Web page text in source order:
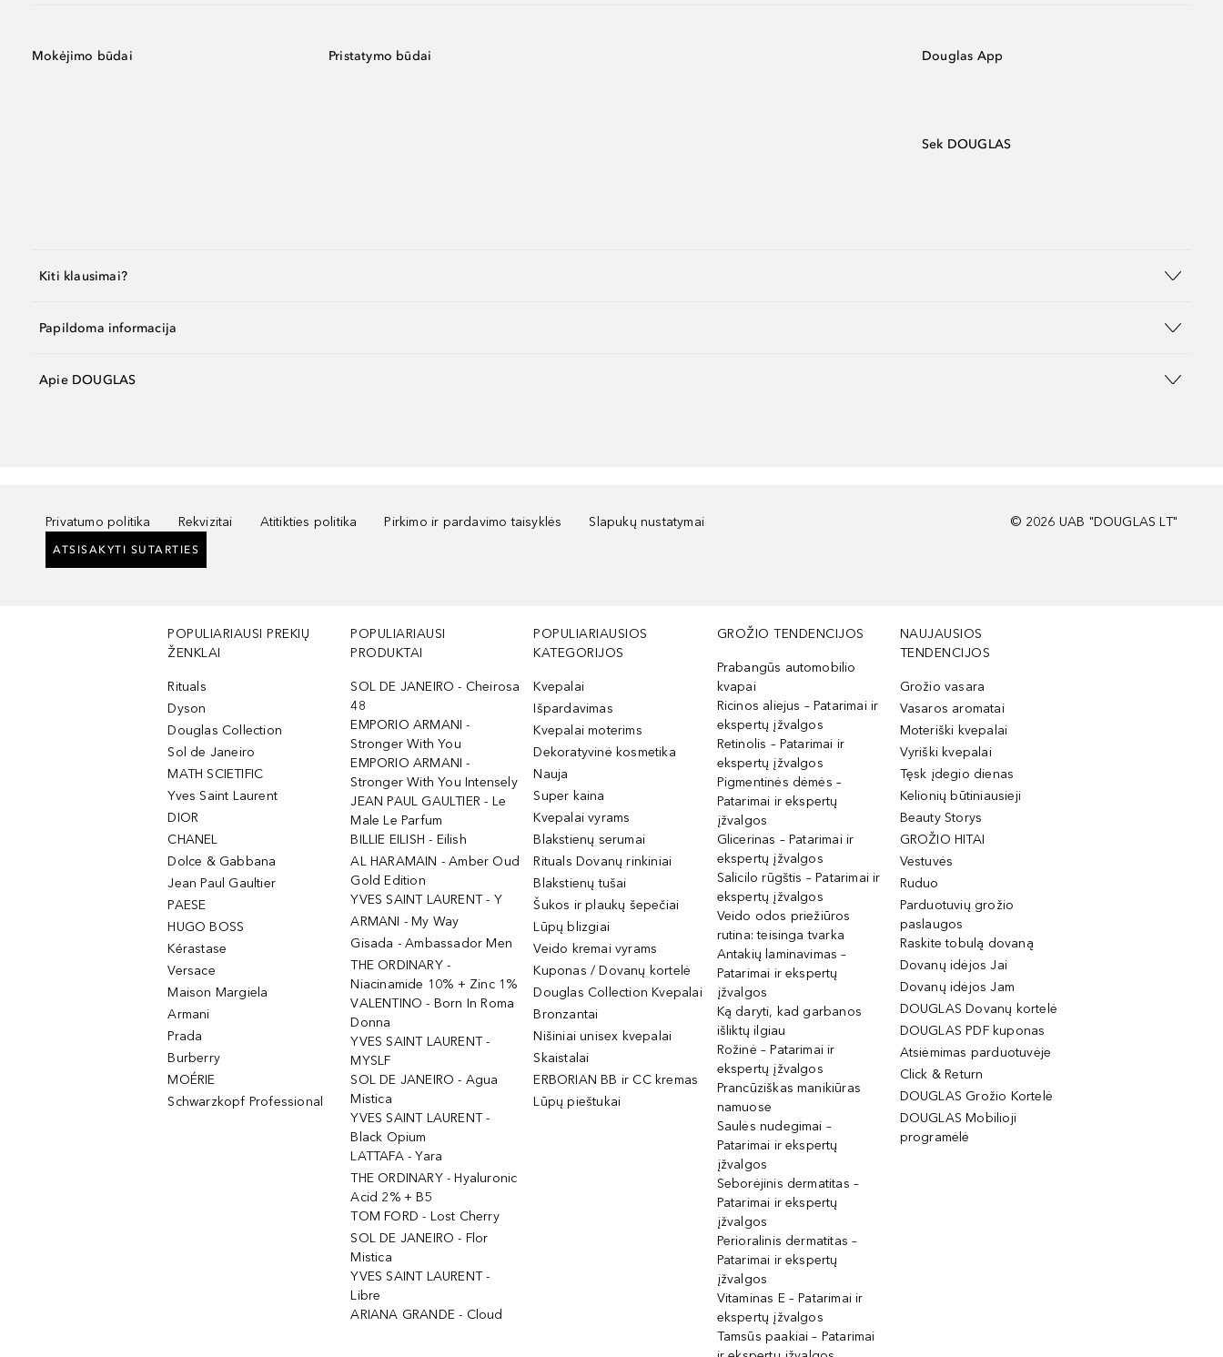
Mokėjimo būdai Pristatymo būdai Douglas App
Sek DOUGLAS
Kiti klausimai?
Papildoma informacija
Apie DOUGLAS
Privatumo politika Rekvizitai Atitikties politika Pirkimo ir pardavimo taisyklės Slapukų nustatymai
ATSISAKYTI SUTARTIES
© 2026 UAB "DOUGLAS LT"
POPULIARIAUSI PREKIŲ
ŽENKLAI
Rituals
Dyson
Douglas Collection
Sol de Janeiro
MATH SCIETIFIC
Yves Saint Laurent
DIOR
CHANEL
Dolce & Gabbana
Jean Paul Gaultier
PAESE
HUGO BOSS
Kérastase
Versace
Maison Margiela
Armani
Prada
Burberry
MOÉRIE
Schwarzkopf Professional
POPULIARIAUSI
PRODUKTAI
SOL DE JANEIRO - Cheirosa
48
EMPORIO ARMANI -
Stronger With You
EMPORIO ARMANI -
Stronger With You Intensely
JEAN PAUL GAULTIER - Le
Male Le Parfum
BILLIE EILISH - Eilish
AL HARAMAIN - Amber Oud
Gold Edition
YVES SAINT LAURENT - Y
ARMANI - My Way
Gisada - Ambassador Men
THE ORDINARY -
Niacinamide 10% + Zinc 1%
VALENTINO - Born In Roma
Donna
YVES SAINT LAURENT -
MYSLF
SOL DE JANEIRO - Agua
Mistica
YVES SAINT LAURENT -
Black Opium
LATTAFA - Yara
THE ORDINARY - Hyaluronic
Acid 2% + B5
TOM FORD - Lost Cherry
SOL DE JANEIRO - Flor
Mistica
YVES SAINT LAURENT -
Libre
ARIANA GRANDE - Cloud
POPULIARIAUSIOS
KATEGORIJOS
Kvepalai
Išpardavimas
Kvepalai moterims
Dekoratyvinė kosmetika
Nauja
Super kaina
Kvepalai vyrams
Blakstienų serumai
Rituals Dovanų rinkiniai
Blakstienų tušai
Šukos ir plaukų šepečiai
Lūpų blizgiai
Veido kremai vyrams
Kuponas / Dovanų kortelė
Douglas Collection Kvepalai
Bronzantai
Nišiniai unisex kvepalai
Skaistalai
ERBORIAN BB ir CC kremas
Lūpų pieštukai
GROŽIO TENDENCIJOS
Prabangūs automobilio
kvapai
Ricinos aliejus – Patarimai ir
ekspertų įžvalgos
Retinolis – Patarimai ir
ekspertų įžvalgos
Pigmentinės dėmės –
Patarimai ir ekspertų
įžvalgos
Glicerinas – Patarimai ir
ekspertų įžvalgos
Salicilo rūgštis – Patarimai ir
ekspertų įžvalgos
Veido odos priežiūros
rutina: teisinga tvarka
Antakių laminavimas –
Patarimai ir ekspertų
įžvalgos
Ką daryti, kad garbanos
išliktų ilgiau
Rožinė – Patarimai ir
ekspertų įžvalgos
Prancūziškas manikiūras
namuose
Saulės nudegimai –
Patarimai ir ekspertų
įžvalgos
Seborėjinis dermatitas –
Patarimai ir ekspertų
įžvalgos
Perioralinis dermatitas –
Patarimai ir ekspertų
įžvalgos
Vitaminas E – Patarimai ir
ekspertų įžvalgos
Tamsūs paakiai – Patarimai
NAUJAUSIOS
TENDENCIJOS
Grožio vasara
Vasaros aromatai
Moteriški kvepalai
Vyriški kvepalai
Tęsk įdegio dienas
Kelionių būtiniausieji
Beauty Storys
GROŽIO HITAI
Vestuvės
Ruduo
Parduotuvių grožio
paslaugos
Raskite tobulą dovaną
Dovanų idėjos Jai
Dovanų idėjos Jam
DOUGLAS Dovanų kortelė
DOUGLAS PDF kuponas
Atsiėmimas parduotuvėje
Click & Return
DOUGLAS Grožio Kortelė
DOUGLAS Mobilioji
programėlė